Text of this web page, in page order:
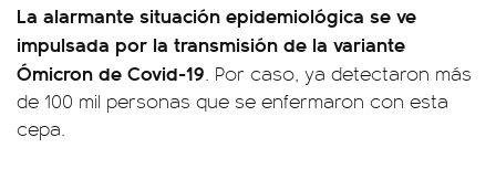
La alarmante situación epidemiológica se ve
impulsada por la transmisión de la variante
Ómicron de Covid-19. Por caso, ya detectaron más
de 100 mil personas que se enfermaron con esta
cepa.